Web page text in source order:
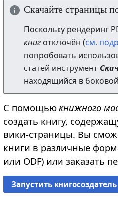
Скачайте страницы
Поскольку рендеринг
книготключён (см.
попробовать
статей инструмент
находящийся в
С помощью книжного
создать книгу,
вики-страницы. Вы
книги в различные
или ODF) или заказать
Запустить книгосоздатель